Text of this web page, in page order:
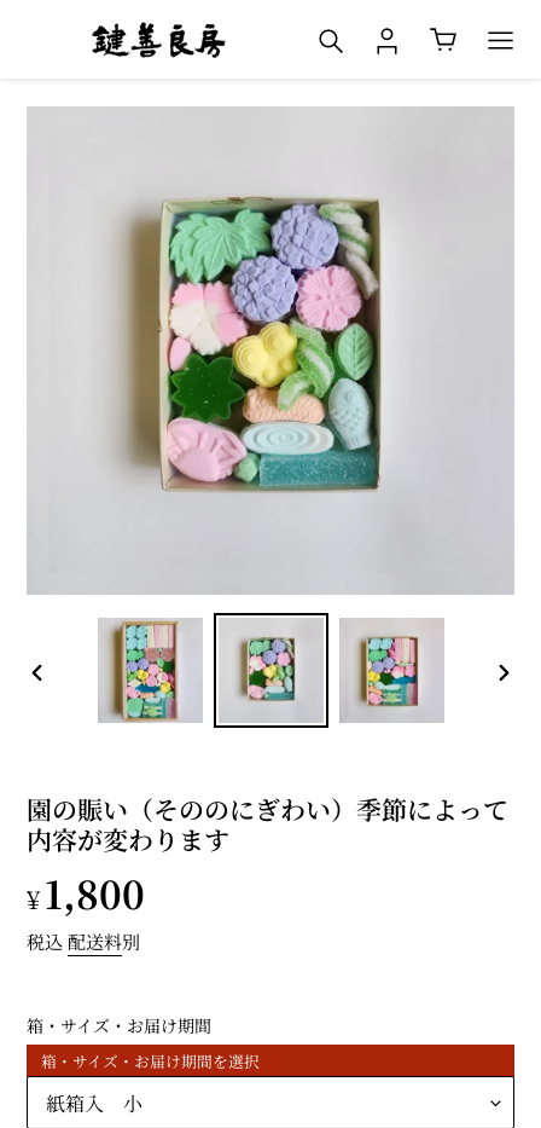
検索 ログイン カート
イ
ド
イ
ド
園の賑い（そののにぎわい）季節によって
内容が変わります
通
常
価
格
¥1,800
税込配送料別
箱・サイズ・お届け期間
箱・サイズ・お届け期間を選択